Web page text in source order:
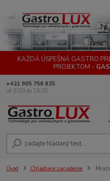
KAŽDÁ ÚSPEŠNÁ GASTRO
PROJEKTOM -
+421 905 756 825
od 8:00 do 16:00
Úvod Chladiace zariadenie